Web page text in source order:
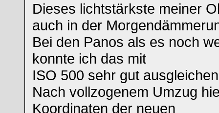
Dieses lichtstärkste meiner
auch in der
Bei den Panos als es noch
konnte ich das mit
ISO 500 sehr gut
Nach vollzogenem Umzug
Koordinaten der neuen